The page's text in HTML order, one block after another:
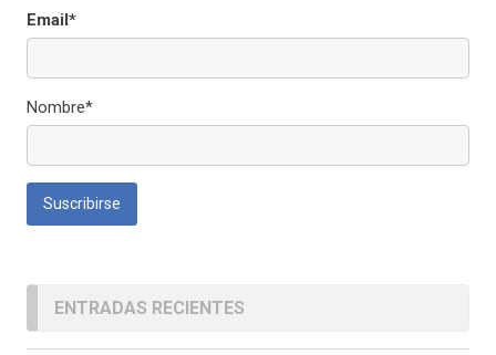
Email*
Nombre*
ENTRADAS RECIENTES